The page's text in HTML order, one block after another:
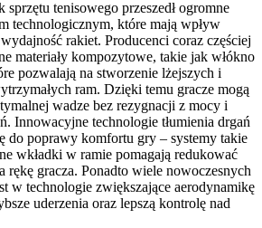
tenisowego przeszedł ogromne
technologicznym, które mają wpływ
rakiet. Producenci coraz częściej
materiały kompozytowe, takie jak włókno
pozwalają na stworzenie lżejszych i
ram. Dzięki temu gracze mogą
wadze bez rezygnacji z mocy i
Innowacyjne technologie tłumienia drgań
do poprawy komfortu gry – systemy takie
wkładki w ramie pomagają redukować
rękę gracza. Ponadto wiele nowoczesnych
w technologie zwiększające aerodynamikę
uderzenia oraz lepszą kontrolę nad